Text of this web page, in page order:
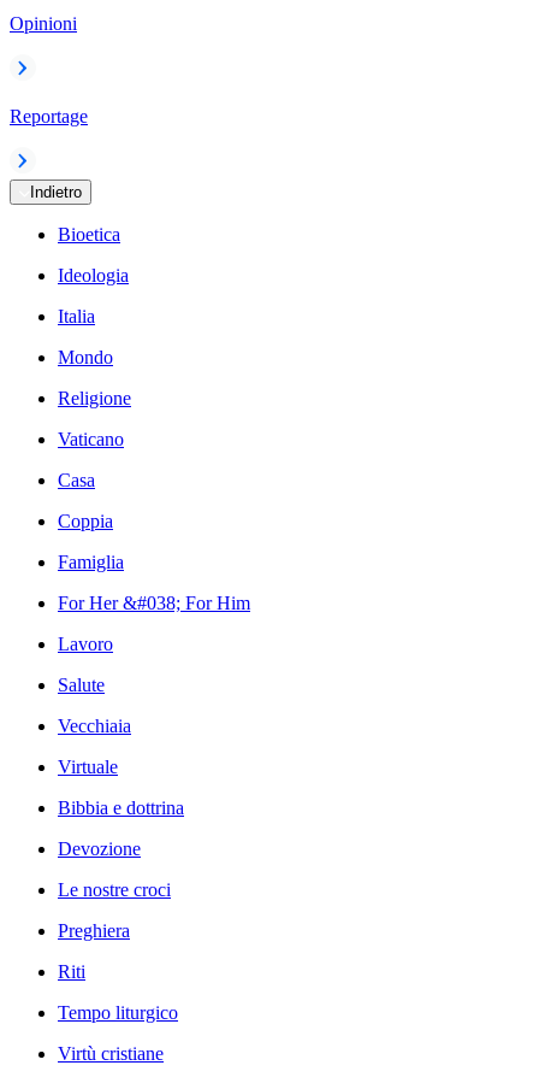
Opinioni
Reportage
Indietro
Bioetica
Ideologia
Italia
Mondo
Religione
Vaticano
Casa
Coppia
Famiglia
For Her &#038; For Him
Lavoro
Salute
Vecchiaia
Virtuale
Bibbia e dottrina
Devozione
Le nostre croci
Preghiera
Riti
Tempo liturgico
Virtù cristiane